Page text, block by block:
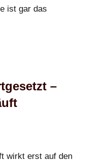
ist gar das
–
wirkt erst auf den